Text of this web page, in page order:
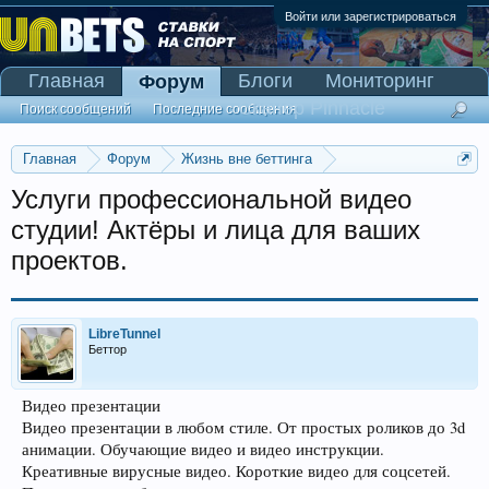
Войти или зарегистрироваться
Главная Форум
Жизнь вне беттинга
Услуги профессиональной видео
студии! Актёры и лица для ваших
проектов.
LibreTunnel
Беттор
Видео презентации
Видео презентации в любом стиле. От простых роликов до 3d
анимации. Обучающие видео и видео инструкции.
Креативные вирусные видео. Короткие видео для соцсетей.
Главная Форум
Поиск сообщений Последние сообщения
Блоги
Мониторинг
Сканер Pinnacle